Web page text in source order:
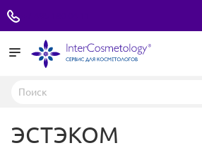
ЭСТЭКОМ